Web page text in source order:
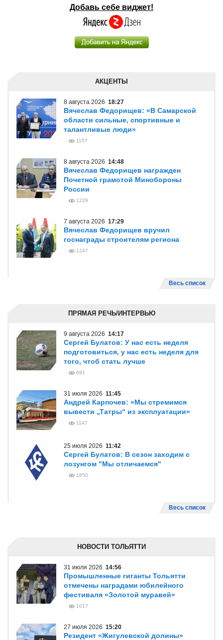
Добавь себе виджет!
АКЦЕНТЫ
8 августа 2026 18:27
Вячеслав Федорищев: «В Самарской
области сильные, спортивные и
талантливые люди»
1157
8 августа 2026 14:48
Вячеслав Федорищев награжден
Почетной грамотой Минобороны
России
1229
7 августа 2026 17:29
Вячеслав Федорищев вручил
госнаграды строителям региона
1247
Весь список
ПРЯМАЯ РЕЧЬ/ИНТЕРВЬЮ
9 августа 2026 14:17
Сергей Булатов: У нас есть неделя
подготовиться, у нас есть неделя для
того, чтоб стать лучше
691
31 июля 2026 11:45
Андрей Карпочев: «Мы стремимся
вывести „Татры“ из эксплуатации»
1147
25 июля 2026 11:42
Сергей Булатов: В сезон заходим с
лозунгом "Мы отличаемся"
1850
Весь список
НОВОСТИ ТОЛЬЯТТИ
31 июля 2026 14:56
Промышленные гиганты Тольятти
отмечены наградами юбилейного
фестиваля «Золотой муравей»
1017
27 июля 2026 15:20
Резидент «Жигулевской долины»